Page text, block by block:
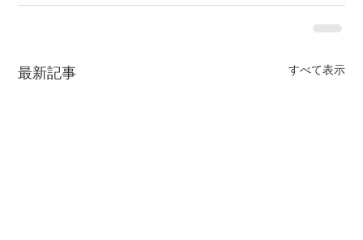
最新記事 すべて表示